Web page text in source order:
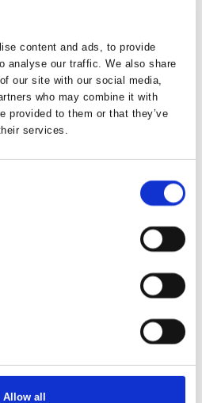
content and ads, to provide
analyse our traffic. We also share
our site with our social media,
who may combine it with
provided to them or that they’ve
services.
Allow all
titel 3